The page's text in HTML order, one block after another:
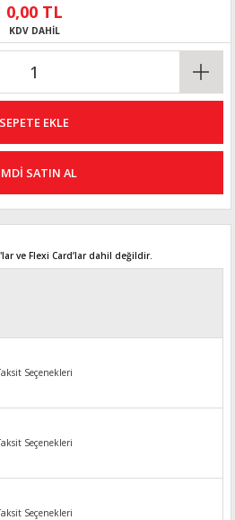
0,00 TL
KDV DAHİL
SEPETE EKLE
SATIN AL
ve Flexi Card’lar dahil değildir.
Seçenekleri
Seçenekleri
Seçenekleri